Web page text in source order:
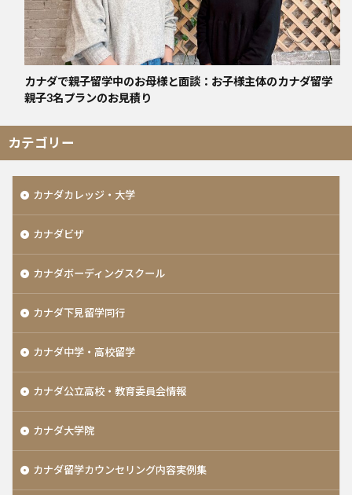
カナダで親子留学中のお母様と面談：お子様主体のカナダ留学
親子3名プランのお見積り
カテゴリー
カナダカレッジ・大学
カナダビザ
カナダボーディングスクール
カナダ下見留学同行
カナダ中学・高校留学
カナダ公立高校・教育委員会情報
カナダ大学院
カナダ留学カウンセリング内容実例集